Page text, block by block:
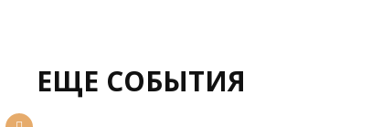
ЕЩЕ СОБЫТИЯ